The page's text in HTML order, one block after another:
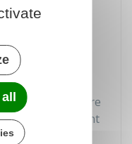
la procédure
" comprend la
et vos
leur
la durée de votre
de regroupement